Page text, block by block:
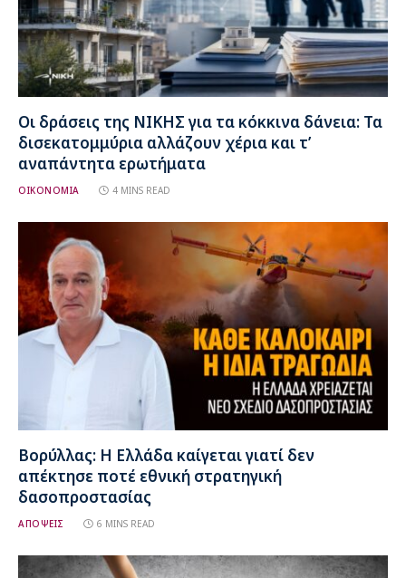
Οι δράσεις της ΝΙΚΗΣ για τα κόκκινα δάνεια: Τα
δισεκατομμύρια αλλάζουν χέρια και τ’
αναπάντητα ερωτήματα
ΟΙΚΟΝΟΜΙΑ 4 MINS READ
Βορύλλας: Η Ελλάδα καίγεται γιατί δεν
απέκτησε ποτέ εθνική στρατηγική
δασοπροστασίας
ΑΠΟΨΕΙΣ 6 MINS READ